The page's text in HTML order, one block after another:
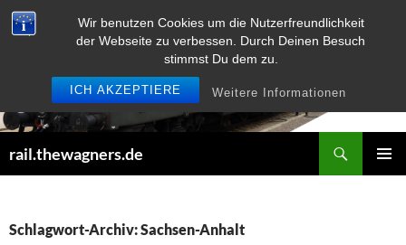
Wir benutzen Cookies um die Nutzerfreundlichkeit
der Webseite zu verbessen. Durch Deinen Besuch
stimmst Du dem zu.
ICH AKZEPTIERE Weitere Informationen
Zum
Inhalt
rail.thewagners.de
Schlagwort-Archiv: Sachsen-Anhalt